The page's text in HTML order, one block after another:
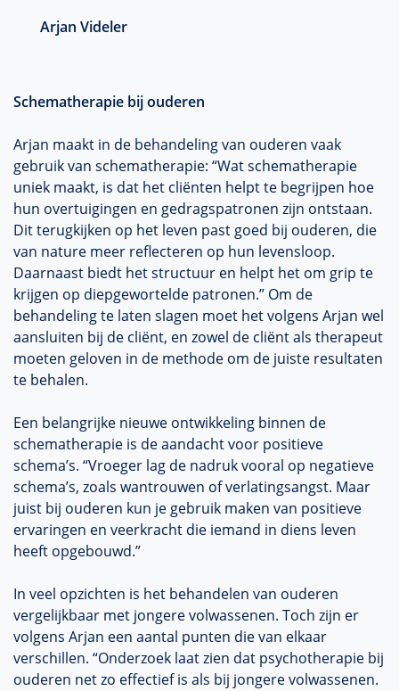
Arjan Videler
Schematherapie bij ouderen
Arjan maakt in de behandeling van ouderen vaak
gebruik van schematherapie: “Wat schematherapie
uniek maakt, is dat het cliënten helpt te begrijpen hoe
hun overtuigingen en gedragspatronen zijn ontstaan.
Dit terugkijken op het leven past goed bij ouderen, die
van nature meer reflecteren op hun levensloop.
Daarnaast biedt het structuur en helpt het om grip te
krijgen op diepgewortelde patronen.” Om de
behandeling te laten slagen moet het volgens Arjan wel
aansluiten bij de cliënt, en zowel de cliënt als therapeut
moeten geloven in de methode om de juiste resultaten
te behalen.
Een belangrijke nieuwe ontwikkeling binnen de
schematherapie is de aandacht voor positieve
schema’s. “Vroeger lag de nadruk vooral op negatieve
schema’s, zoals wantrouwen of verlatingsangst. Maar
juist bij ouderen kun je gebruik maken van positieve
ervaringen en veerkracht die iemand in diens leven
heeft opgebouwd.”
In veel opzichten is het behandelen van ouderen
vergelijkbaar met jongere volwassenen. Toch zijn er
volgens Arjan een aantal punten die van elkaar
verschillen. “Onderzoek laat zien dat psychotherapie bij
ouderen net zo effectief is als bij jongere volwassenen.